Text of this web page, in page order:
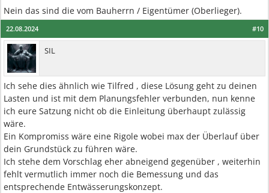
Nein das sind die vom Bauherrn / Eigentümer (Oberlieger).
#10
22.08.2024
SIL
Ich sehe dies ähnlich wie Tilfred , diese Lösung geht zu deinen
Lasten und ist mit dem Planungsfehler verbunden, nun kenne
ich eure Satzung nicht ob die Einleitung überhaupt zulässig
wäre.
Ein Kompromiss wäre eine Rigole wobei max der Überlauf über
dein Grundstück zu führen wäre.
Ich stehe dem Vorschlag eher abneigend gegenüber , weiterhin
fehlt vermutlich immer noch die Bemessung und das
entsprechende Entwässerungskonzept.